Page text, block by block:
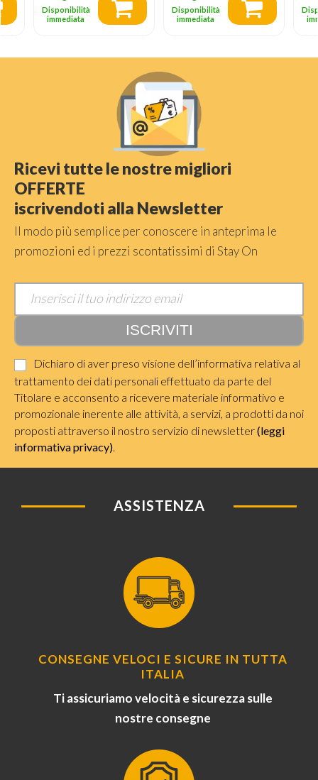
Disponibilità
immediata
Disponibilità
immediata
Ricevi tutte le nostre migliori
OFFERTE
iscrivendoti alla Newsletter
Il modo più semplice per conoscere in anteprima le
promozioni ed i prezzi scontatissimi di Stay On
Dichiaro di aver preso visione dell’informativa relativa al
trattamento dei dati personali effettuato da parte del
Titolare e acconsento a ricevere materiale informativo e
promozionale inerente alle attività, a servizi, a prodotti da noi
proposti attraverso il nostro servizio di newsletter(leggi
informativa privacy)
ASSISTENZA
CONSEGNE VELOCI E SICURE IN TUTTA
ITALIA
Ti assicuriamo velocità e sicurezza sulle
nostre consegne